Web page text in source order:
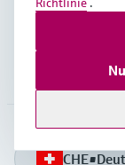
Support
CHE•